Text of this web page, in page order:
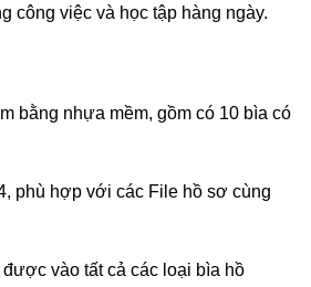
công việc và học tập hàng ngày.
bằng nhựa mềm, gồm có 10 bìa có
phù hợp với các File hồ sơ cùng
được vào tất cả các loại bìa hồ